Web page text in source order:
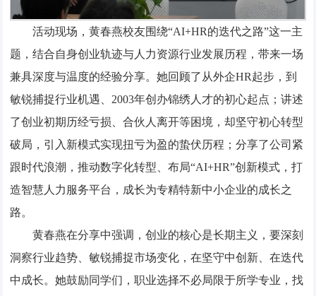
活动现场，黄春燕校友围绕“AI+HR的迭代之路”这一主
题，结合自身创业轨迹与人力资源行业发展历程，带来一场
兼具深度与温度的经验分享。她回顾了从外企HR起步，到
敏锐捕捉行业机遇、2003年创办锦绣人才的初心起点；讲述
了创业初期历经亏损、合伙人离开等困境，却坚守初心转型
破局，引入新模式实现扭亏为盈的蛰伏历程；分享了公司紧
跟时代浪潮，推动数字化转型、布局“AI+HR”创新模式，打
造智慧人力服务平台，成长为专精特新中小企业的成长之
路。
黄春燕在分享中强调，创业的核心是长期主义，要深刻
洞察行业趋势、敏锐捕捉市场变化，在坚守中创新、在迭代
中成长。她鼓励同学们，职业选择不必局限于所学专业，找